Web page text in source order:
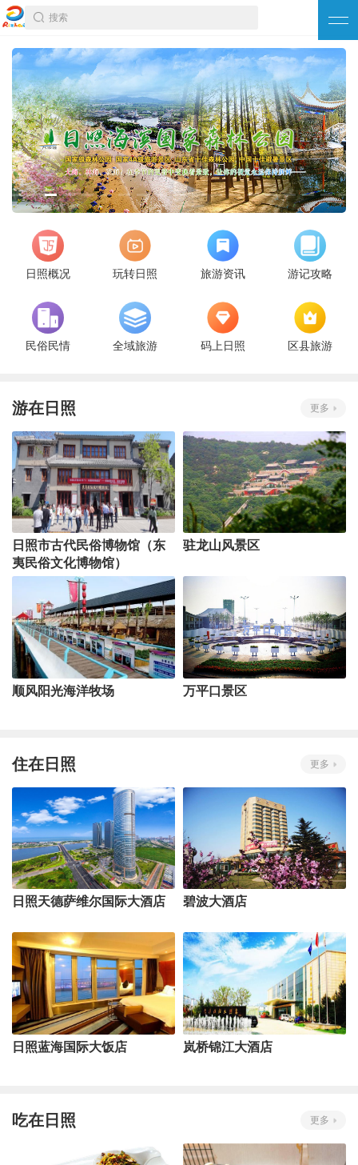
搜索
日照概况 玩转日照 旅游资讯 游记攻略
民俗民情 全域旅游 码上日照 区县旅游
游在日照 更多
日照市古代民俗博物馆（东
夷民俗文化博物馆）
驻龙山风景区
顺风阳光海洋牧场 万平口景区
住在日照 更多
日照天德萨维尔国际大酒店 碧波大酒店
日照蓝海国际大饭店 岚桥锦江大酒店
吃在日照 更多